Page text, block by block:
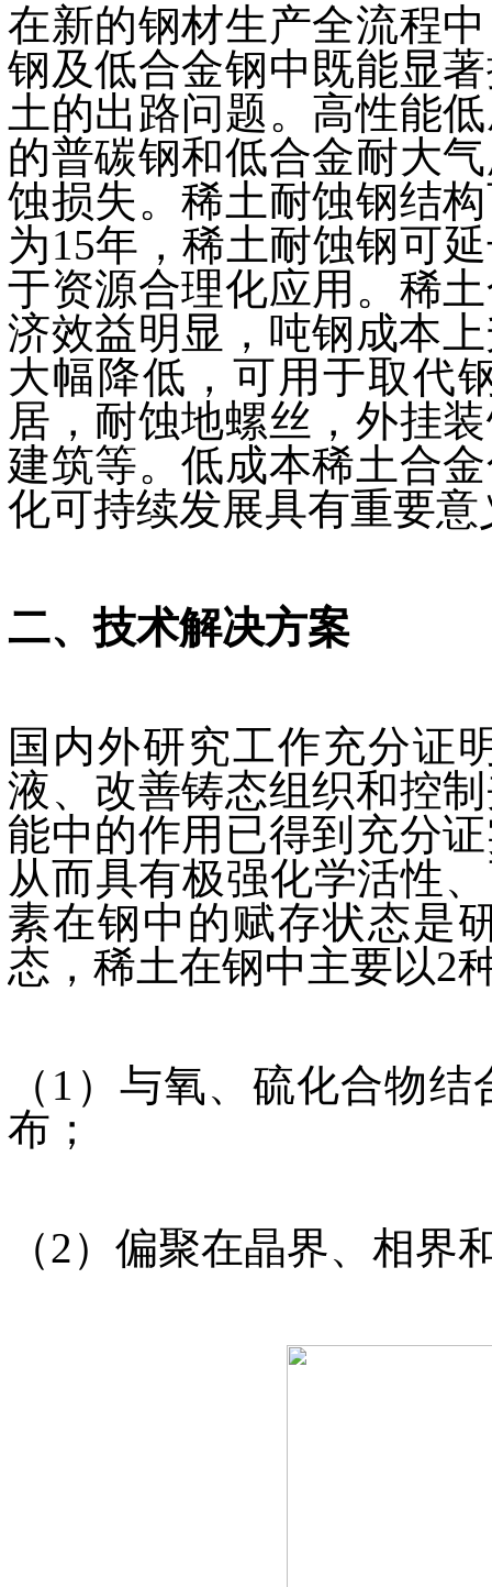
在新的钢材生产全流程
钢及低合金钢中既能显
土的出路问题。高性能
的普碳钢和低合金耐大
蚀损失。稀土耐蚀钢结
为15年，稀土耐蚀钢可
于资源合理化应用。稀
济效益明显，吨钢成本
大幅降低，可用于取代
居，耐蚀地螺丝，外挂
建筑等。低成本稀土合
化可持续发展具有重要意
二、技术解决方案
国内外研究工作充分证
液、改善铸态组织和控
能中的作用已得到充分
从而具有极强化学活性
素在钢中的赋存状态是
态，稀土在钢中主要以2
（1）与氧、硫化合物
布；
（2）偏聚在晶界、相界